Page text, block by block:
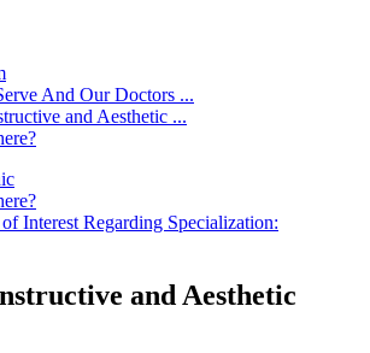
And Our Doctors ...
and Aesthetic ...
Interest Regarding Specialization:
and Aesthetic